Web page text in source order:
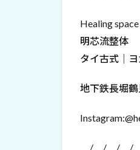
Healing
明芯流整体
タイ古式｜
地下鉄長堀
＿/＿/＿/＿